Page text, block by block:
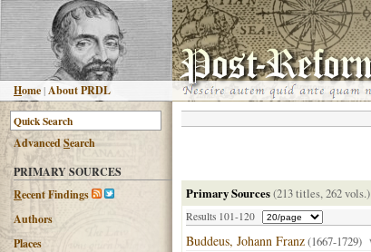
Home |About PRDL
AdvancedSearch
PRIMARY SOURCES
Recent Findings
Authors
Places
Primary Sources(213 titles, 262 vols.)
Results 101-120
Buddeus, Johann Franz(1667-1729)